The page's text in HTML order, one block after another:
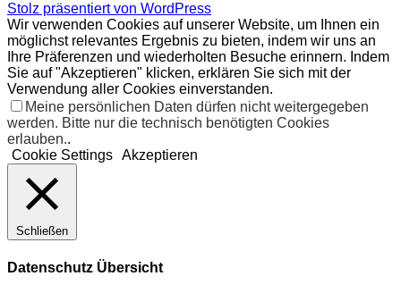
Stolz präsentiert von WordPress
Wir verwenden Cookies auf unserer Website, um Ihnen ein
möglichst relevantes Ergebnis zu bieten, indem wir uns an
Ihre Präferenzen und wiederholten Besuche erinnern. Indem
Sie auf "Akzeptieren" klicken, erklären Sie sich mit der
Verwendung aller Cookies einverstanden.
Meine persönlichen Daten dürfen nicht weitergegeben
werden. Bitte nur die technisch benötigten Cookies
erlauben..
Cookie Settings Akzeptieren
Schließen
Datenschutz Übersicht